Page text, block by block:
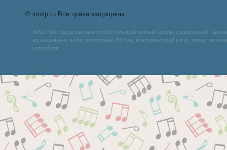
© imslp.ru Все права защищены
IMSLP.RU представляет собой большой нотный архив, содержащий
музыкальных школ, колледжей, ВУЗов, консерваторий и т.д.,
устройств.